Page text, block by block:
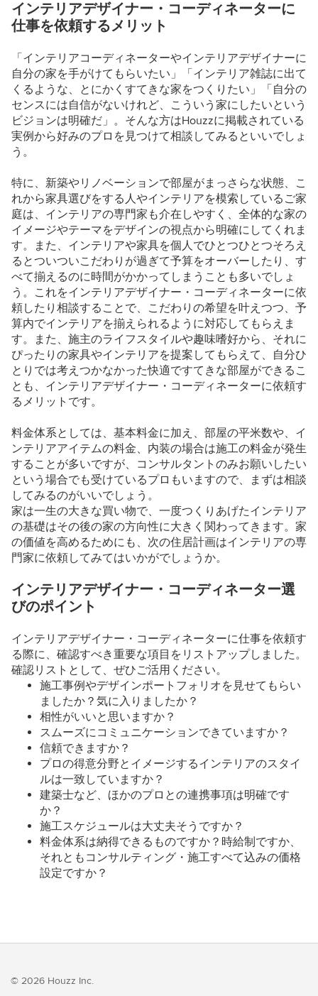
インテリアデザイナー・コーディネーターに
仕事を依頼するメリット
「インテリアコーディネーターやインテリアデザイナーに
自分の家を手がけてもらいたい」「インテリア雑誌に出て
くるような、とにかくすてきな家をつくりたい」「自分の
センスには自信がないけれど、こういう家にしたいという
ビジョンは明確だ」。そんな方はHouzzに掲載されている
実例から好みのプロを見つけて相談してみるといいでしょ
う。
特に、新築やリノベーションで部屋がまっさらな状態、こ
れから家具選びをする人やインテリアを模索しているご家
庭は、インテリアの専門家も介在しやすく、全体的な家の
イメージやテーマをデザインの視点から明確にしてくれま
す。また、インテリアや家具を個人でひとつひとつそろえ
るとついついこだわりが過ぎて予算をオーバーしたり、す
べて揃えるのに時間がかかってしまうことも多いでしょ
う。これをインテリアデザイナー・コーディネーターに依
頼したり相談することで、こだわりの希望を叶えつつ、予
算内でインテリアを揃えられるように対応してもらえま
す。また、施主のライフスタイルや趣味嗜好から、それに
ぴったりの家具やインテリアを提案してもらえて、自分ひ
とりでは考えつかなかった快適ですてきな部屋ができるこ
とも、インテリアデザイナー・コーディネーターに依頼す
るメリットです。
料金体系としては、基本料金に加え、部屋の平米数や、イ
ンテリアアイテムの料金、内装の場合は施工の料金が発生
することが多いですが、コンサルタントのみお願いしたい
という場合でも受けているプロもいますので、まずは相談
してみるのがいいでしょう。
家は一生の大きな買い物で、一度つくりあげたインテリア
の基礎はその後の家の方向性に大きく関わってきます。家
の価値を高めるためにも、次の住居計画はインテリアの専
門家に依頼してみてはいかがでしょうか。
インテリアデザイナー・コーディネーター選
びのポイント
インテリアデザイナー・コーディネーターに仕事を依頼す
る際に、確認すべき重要な項目をリストアップしました。
確認リストとして、ぜひご活用ください。
施工事例やデザインポートフォリオを見せてもらい
ましたか？気に入りましたか？
相性がいいと思いますか？
スムーズにコミュニケーションできていますか？
信頼できますか？
プロの得意分野とイメージするインテリアのスタイ
ルは一致していますか？
建築士など、ほかのプロとの連携事項は明確です
か？
施工スケジュールは大丈夫そうですか？
料金体系は納得できるものですか？時給制ですか、
それともコンサルティング・施工すべて込みの価格
設定ですか？
© 2026 Houzz Inc.